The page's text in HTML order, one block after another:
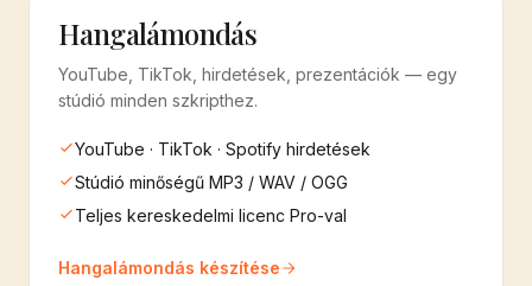
Hangalámondás
YouTube, TikTok, hirdetések, prezentációk — egy
stúdió minden szkripthez.
YouTube · TikTok · Spotify hirdetések
Stúdió minőségű MP3 / WAV / OGG
Teljes kereskedelmi licenc Pro-val
Hangalámondás készítése